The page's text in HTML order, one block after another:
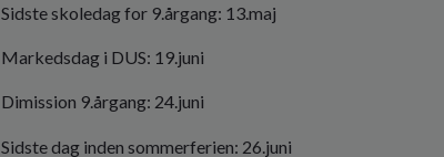
Sidste skoledag for 9.årgang: 13.maj
Markedsdag i DUS: 19.juni
Dimission 9.årgang: 24.juni
Sidste dag inden sommerferien: 26.juni